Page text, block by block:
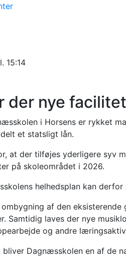
med mere
af
15:14
der nye
i Horsens er rykket
et statsligt lån.
at der tilføjes yderligere syv
på skoleområdet i 2026.
helhedsplan kan
af den eksisterende
Samtidig laves der nye
og andre
bliver Dagnæsskolen en af de